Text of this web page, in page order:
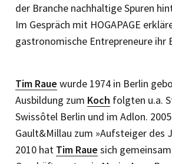
der Branche nachhaltige Spuren
Im Gespräch mit HOGAPAGE
gastronomische Entrepreneure ihr
Tim Raue wurde 1974 in Berlin
Ausbildung zum Koch folgten u.a.
Swissôtel Berlin und im Adlon.
Gault&Millau zum »Aufsteiger des
2010 hat Tim Raue sich